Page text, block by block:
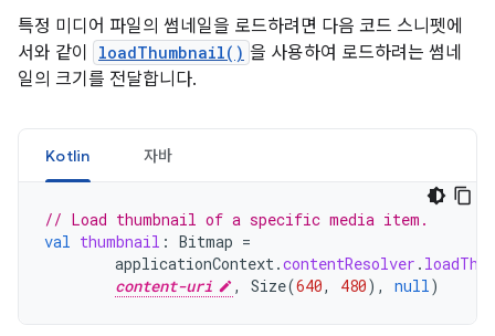
특정 미디어 파일의 썸네일을 로드하려면 다음 코드 스니펫에
서와 같이
loadThumbnail() 을 사용하여 로드하려는 썸네
일의 크기를 전달합니다.
Kotlin 자바
// Load thumbnail of a specific media item.
val thumbnail : Bitmap =
applicationContext.contentResolver .
content-uri
, Size(640, 480), null)